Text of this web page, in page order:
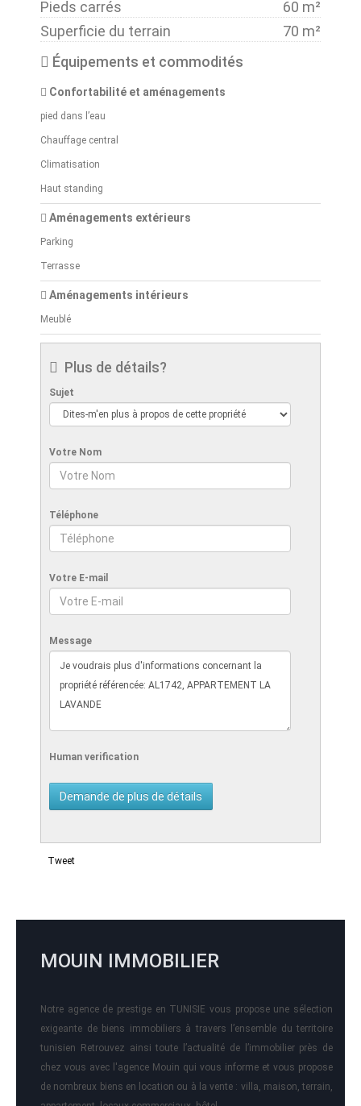
Pieds carrés
60 m²
Superficie du terrain
70 m²
Équipements et commodités
Confortabilité et aménagements
pied dans l’eau
Chauffage central
Climatisation
Haut standing
Aménagements extérieurs
Parking
Terrasse
Aménagements intérieurs
Meublé
Plus de détails?
Sujet
Votre Nom
Téléphone
Votre E-mail
Message
Human verification
Tweet
MOUIN IMMOBILIER
Notre agence de prestige en TUNISIE vous propose une sélection
exigeante de biens immobiliers à travers l’ensemble du territoire
tunisien Retrouvez ainsi toute l’actualité de l’immobilier près de
chez vous avec l'agence Mouin qui vous informe et vous propose
de nombreux biens en location ou à la vente : villa, maison, terrain,